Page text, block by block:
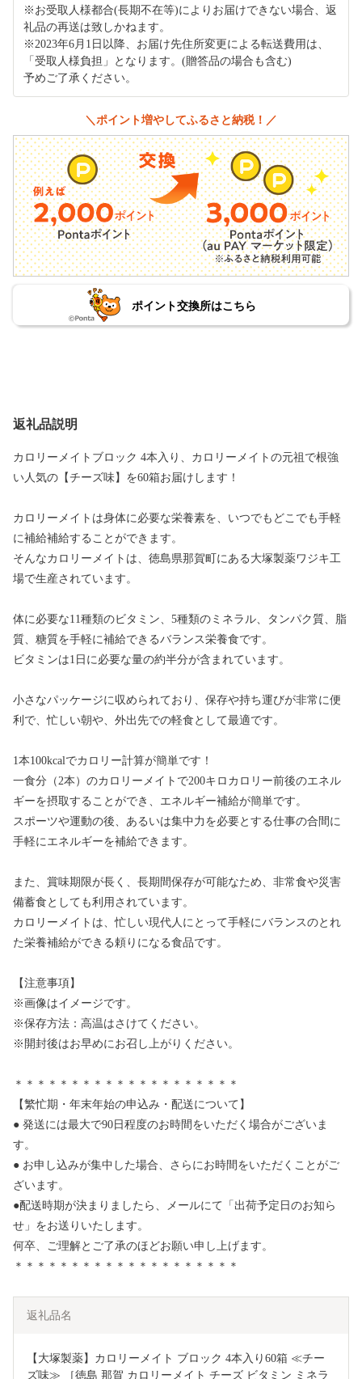
※お受取人様都合(長期不在等)によりお届けできない場合、返
礼品の再送は致しかねます。
※2023年6月1日以降、お届け先住所変更による転送費用は、
「受取人様負担」となります。(贈答品の場合も含む)
予めご了承ください。
＼ポイント増やしてふるさと納税！／
ポイント交換所はこちら
返礼品説明
カロリーメイトブロック 4本入り、カロリーメイトの元祖で根強
い人気の【チーズ味】を60箱お届けします！
カロリーメイトは身体に必要な栄養素を、いつでもどこでも手軽
に補給補給することができます。
そんなカロリーメイトは、徳島県那賀町にある大塚製薬ワジキ工
場で生産されています。
体に必要な11種類のビタミン、5種類のミネラル、タンパク質、脂
質、糖質を手軽に補給できるバランス栄養食です。
ビタミンは1日に必要な量の約半分が含まれています。
小さなパッケージに収められており、保存や持ち運びが非常に便
利で、忙しい朝や、外出先での軽食として最適です。
1本100kcalでカロリー計算が簡単です！
一食分（2本）のカロリーメイトで200キロカロリー前後のエネル
ギーを摂取することができ、エネルギー補給が簡単です。
スポーツや運動の後、あるいは集中力を必要とする仕事の合間に
手軽にエネルギーを補給できます。
また、賞味期限が長く、長期間保存が可能なため、非常食や災害
備蓄食としても利用されています。
カロリーメイトは、忙しい現代人にとって手軽にバランスのとれ
た栄養補給ができる頼りになる食品です。
【注意事項】
※画像はイメージです。
※保存方法：高温はさけてください。
※開封後はお早めにお召し上がりください。
＊＊＊＊＊＊＊＊＊＊＊＊＊＊＊＊＊＊＊＊
【繁忙期・年末年始の申込み・配送について】
● 発送には最大で90日程度のお時間をいただく場合がございま
す。
● お申し込みが集中した場合、さらにお時間をいただくことがご
ざいます。
●配送時期が決まりましたら、メールにて「出荷予定日のお知ら
せ」をお送りいたします。
何卒、ご理解とご了承のほどお願い申し上げます。
＊＊＊＊＊＊＊＊＊＊＊＊＊＊＊＊＊＊＊＊
返礼品名
【大塚製薬】カロリーメイト ブロック 4本入り60箱 ≪チー
ズ味≫ ［徳島 那賀 カロリーメイト チーズ ビタミン ミネラ